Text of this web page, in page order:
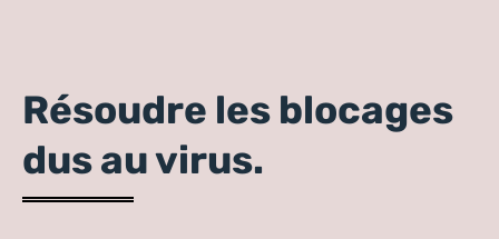
Résoudre les blocages
dus au virus.